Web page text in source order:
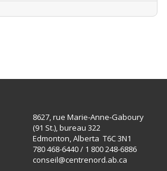
8627, rue Marie-Anne-Gaboury
(91 St.), bureau 322
Edmonton, Alberta T6C 3N1
780 468-6440 / 1 800 248-6886
conseil@centrenord.ab.ca